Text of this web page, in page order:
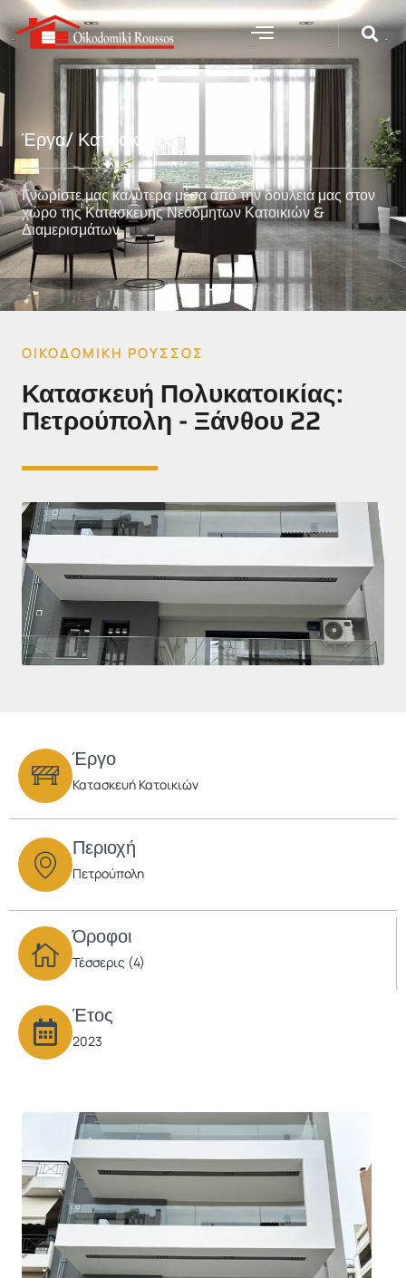
Έργα/ Κατασκευές
Γνωρίστε μας καλύτερα μέσα από την δουλειά μας στον
χώρο της Κατασκευής Νεόδμητων Κατοικιών &
Διαμερισμάτων
ΟΙΚΟΔΟΜΙΚΗ ΡΟΥΣΣΟΣ
Κατασκευή Πολυκατοικίας:
Πετρούπολη - Ξάνθου 22
Έργο
Κατασκευή Κατοικιών
Περιοχή
Πετρούπολη
Όροφοι
Τέσσερις (4)
Έτος
2023